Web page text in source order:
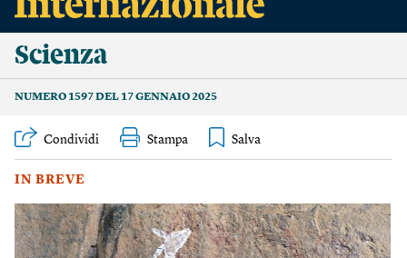
Scienza
NUMERO 1597 DEL 17 GENNAIO 2025
Condividi Stampa
IN BREVE